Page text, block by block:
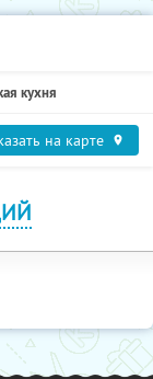
кухня
на карте